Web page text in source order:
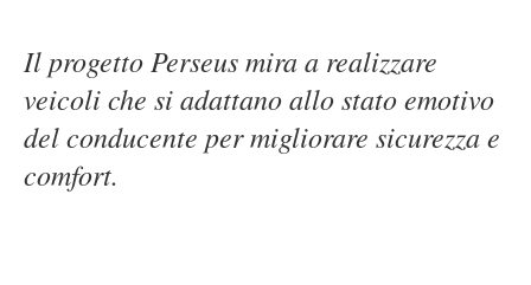
Il progetto Perseus mira a realizzare
veicoli che si adattano allo stato emotivo
del conducente per migliorare sicurezza e
comfort.